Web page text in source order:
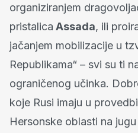
organiziranjem
pristalica Assada, ili
jačanjem mobilizacije u
Republikama“ – svi su ti
ograničenog učinka.
koje Rusi imaju u
Hersonske oblasti na